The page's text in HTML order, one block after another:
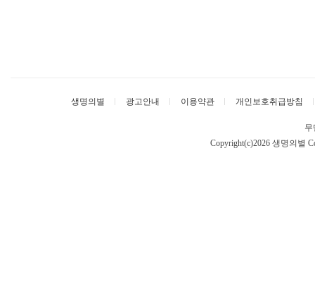
생명의별 광고안내 이용약관 개인보호취급방침
무
Copyright(c)2026 생명의별